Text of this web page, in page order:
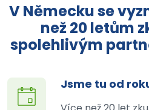
V Německu se
než 20 letům
spolehlivým
Jsme tu od